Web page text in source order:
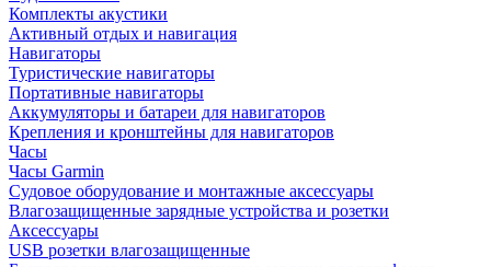
Комплекты акустики
Активный отдых и навигация
Навигаторы
Туристические навигаторы
Портативные навигаторы
Аккумуляторы и батареи для навигаторов
Крепления и кронштейны для навигаторов
Часы
Часы Garmin
Судовое оборудование и монтажные аксессуары
Влагозащищенные зарядные устройства и розетки
Аксессуары
USB розетки влагозащищенные